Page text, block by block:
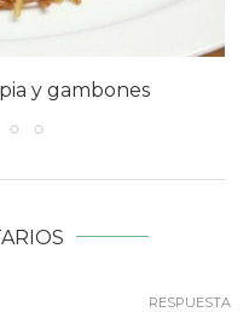
y gambones
RESPUESTA